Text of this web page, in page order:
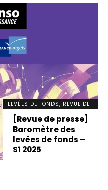
LEVÉES DE FONDS, REVUE DE
PRESSE
[Revue de presse]
Baromètre des
levées de fonds –
S1 2025